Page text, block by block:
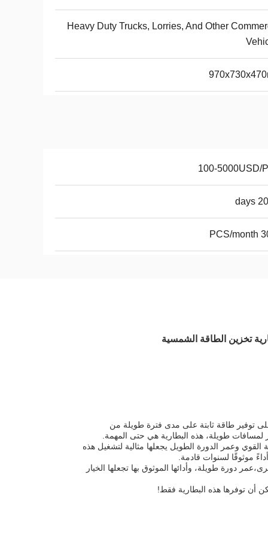
Heavy Duty Trucks, Lorries, And Other
100-5000USD/
20-
قادرة على توفير طاقة ثابتة على مدى فترة طويلة من
لمسافات طويلة، هذه البطارية هي حتى المهمة.
القوي وعمر الدورة الطويل يجعلها مثالية لتشغيل هذه
دورة طويلة، وأدائها الموثوق بها تجعلها الخيار
أن توفرها هذه البطارية فقط!